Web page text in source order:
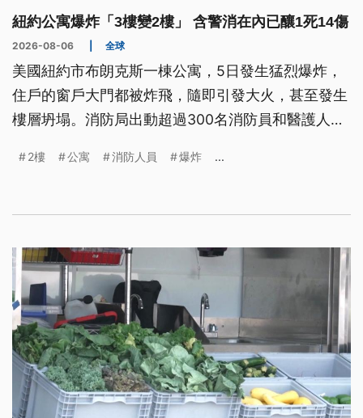
紐約公寓爆炸「3樓變2樓」 含警消在內已釀1死14傷
2026-08-06 全球
美國紐約市布朗克斯一棟公寓，5日發生猛烈爆炸，
住戶的窗戶大門都被炸飛，隨即引發大火，甚至發生
樓層坍塌。消防局出動超過300名消防員和醫護人員
防員。警方表示，天然氣供應已暫時切斷，起火原因
2樓 公寓 消防人員 爆炸 ...